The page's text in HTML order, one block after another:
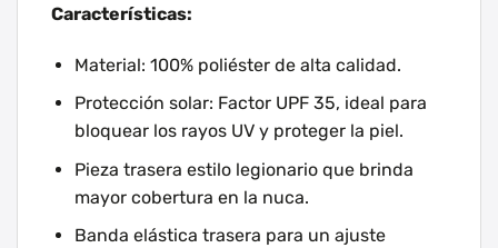
Características:
Material: 100% poliéster de alta calidad.
Protección solar: Factor UPF 35, ideal para
bloquear los rayos UV y proteger la piel.
Pieza trasera estilo legionario que brinda
mayor cobertura en la nuca.
Banda elástica trasera para un ajuste